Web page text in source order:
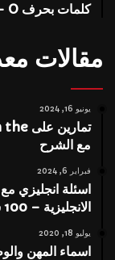
كلمات بحرف O – كلمات انجليزية مترجمة تبدأ بحرف O
مقالات
يونيو 16, 2024
مع الشرح
فبراير 6, 2024
اسئلة انجليزي
الانجليزية – 100 سؤال و جواب
يوليو 18, 2020